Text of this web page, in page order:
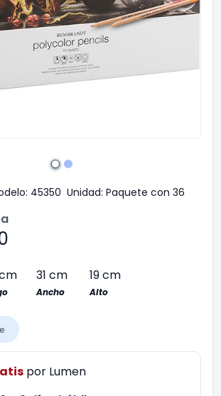
45350 Unidad: Paquete con 36
31 cm 19 cm
Ancho Alto
por Lumen